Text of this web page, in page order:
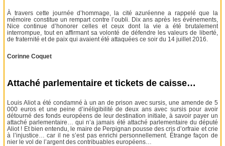
À travers cette journée d’hommage, la cité azuréenne a rappelé que la
mémoire constitue un rempart contre l’oubli. Dix ans après les événements,
Nice continue d’honorer celles et ceux dont la vie a été brutalement
interrompue, tout en affirmant sa volonté de défendre les valeurs de liberté,
de fraternité et de paix qui avaient été attaquées ce soir du 14 juillet 2016.
Corinne Coquet
Attaché parlementaire et tickets de caisse…
Louis Aliot a été condamné à un an de prison avec sursis, une amende de 5
000 euros et une peine d’inéligibilité de deux ans avec sursis pour avoir
détourné des fonds européens de leur destination initiale, à savoir payer un
attaché parlementaire… qui n’a jamais été attaché parlementaire du député
Aliot ! Et bien entendu, le maire de Perpignan pousse des cris d’orfraie et crie
à l’injustice… car il ne s’est pas enrichi personnellement. Étrange façon de
nier le vol de l’argent des contribuables européens…